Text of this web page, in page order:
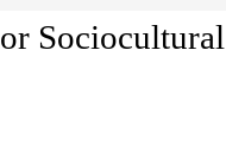
Sociocultural